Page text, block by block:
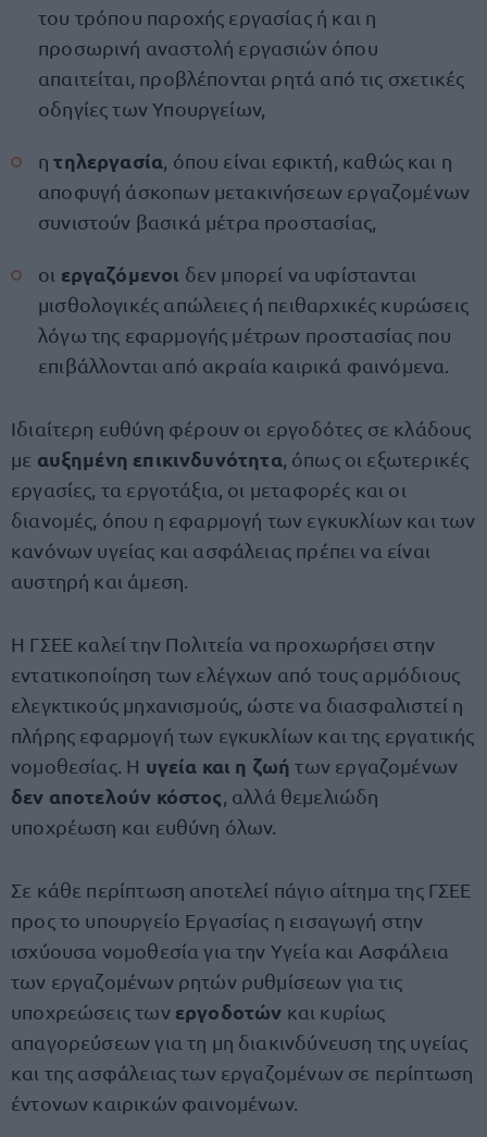
του τρόπου παροχής εργασίας ή και η
προσωρινή αναστολή εργασιών όπου
απαιτείται, προβλέπονται ρητά από τις σχετικές
οδηγίες των Υπουργείων,
ητηλεργασία , όπου είναι εφικτή, καθώς και η
αποφυγή άσκοπων μετακινήσεων εργαζομένων
συνιστούν βασικά μέτρα προστασίας,
οι εργαζόμενοι δεν μπορεί να υφίστανται
μισθολογικές απώλειες ή πειθαρχικές κυρώσεις
λόγω της εφαρμογής μέτρων προστασίας που
επιβάλλονται από ακραία καιρικά φαινόμενα.
Ιδιαίτερη ευθύνη φέρουν οι εργοδότες σε κλάδους
με αυξημένη επικινδυνότητα , όπως οι εξωτερικές
εργασίες, τα εργοτάξια, οι μεταφορές και οι
διανομές, όπου η εφαρμογή των εγκυκλίων και των
κανόνων υγείας και ασφάλειας πρέπει να είναι
αυστηρή και άμεση.
Η ΓΣΕΕ καλεί την Πολιτεία να προχωρήσει στην
εντατικοποίηση των ελέγχων από τους αρμόδιους
ελεγκτικούς μηχανισμούς, ώστε να διασφαλιστεί η
πλήρης εφαρμογή των εγκυκλίων και της εργατικής
νομοθεσίας. Η υγεία και η ζωήτων εργαζομένων
δεν αποτελούν κόστος , αλλά θεμελιώδη
υποχρέωση και ευθύνη όλων.
Σε κάθε περίπτωση αποτελεί πάγιο αίτημα της ΓΣΕΕ
προς το υπουργείο Εργασίας η εισαγωγή στην
ισχύουσα νομοθεσία για την Υγεία και Ασφάλεια
των εργαζομένων ρητών ρυθμίσεων για τις
υποχρεώσεις των εργοδοτών και κυρίως
απαγορεύσεων για τη μη διακινδύνευση της υγείας
και της ασφάλειας των εργαζομένων σε περίπτωση
έντονων καιρικών φαινομένων.